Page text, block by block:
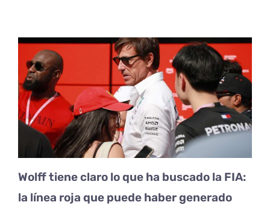
Wolff tiene claro lo que ha buscado la FIA:
la línea roja que puede haber generado